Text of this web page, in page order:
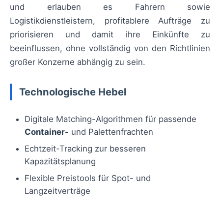
und erlauben es Fahrern sowie
Logistikdienstleistern, profitablere Aufträge zu
priorisieren und damit ihre Einkünfte zu
beeinflussen, ohne vollständig von den Richtlinien
großer Konzerne abhängig zu sein.
Technologische Hebel
Digitale Matching-Algorithmen für passende
Container- und Palettenfrachten
Echtzeit-Tracking zur besseren
Kapazitätsplanung
Flexible Preistools für Spot- und
Langzeitverträge